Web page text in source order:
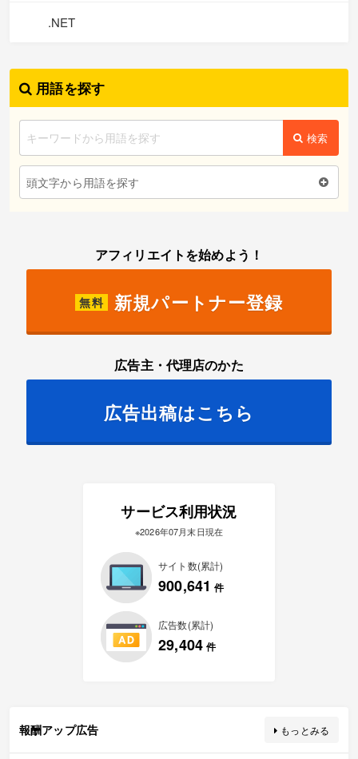
.NET
用語を探す
検索
頭文字から用語を探す
アフィリエイトを始めよう！
無料 新規パートナー登録
広告主・代理店のかた
広告出稿はこちら
サービス利用状況
※2026年07月末日現在
サイト数(累計)
900,641 件
広告数(累計)
29,404 件
報酬アップ広告 もっとみる